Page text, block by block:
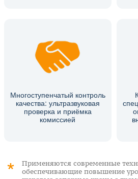
Многоступенчатый контроль
качества: ультразвуковая
проверка и приёмка
комиссией
Применяются современные
обеспечивающие повышение